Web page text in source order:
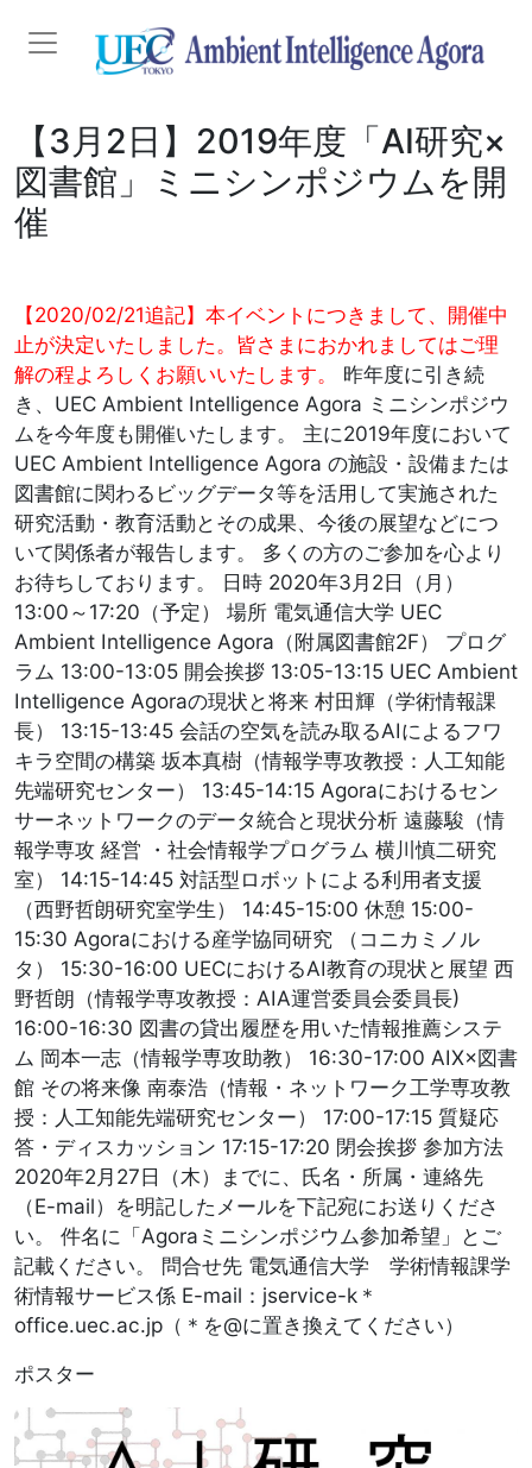
【3月2日】2019年度「AI研究×
図書館」ミニシンポジウムを開
催
【2020/02/21追記】本イベントにつきまして、開催中
止が決定いたしました。皆さまにおかれましてはご理
解の程よろしくお願いいたします。
昨年度に引き続
き、UEC Ambient Intelligence Agora ミニシンポジウ
ムを今年度も開催いたします。 主に2019年度において
UEC Ambient Intelligence Agora の施設・設備または
図書館に関わるビッグデータ等を活用して実施された
研究活動・教育活動とその成果、今後の展望などにつ
いて関係者が報告します。 多くの方のご参加を心より
お待ちしております。 日時 2020年3月2日（月）
13:00～17:20（予定） 場所 電気通信大学 UEC
Ambient Intelligence Agora（附属図書館2F） プログ
ラム 13:00-13:05 開会挨拶 13:05-13:15 UEC Ambient
Intelligence Agoraの現状と将来 村田輝（学術情報課
長） 13:15-13:45 会話の空気を読み取るAIによるフワ
キラ空間の構築 坂本真樹（情報学専攻教授：人工知能
先端研究センター） 13:45-14:15 Agoraにおけるセン
サーネットワークのデータ統合と現状分析 遠藤駿（情
報学専攻 経営 ・社会情報学プログラム 横川慎二研究
室） 14:15-14:45 対話型ロボットによる利用者支援
（西野哲朗研究室学生） 14:45-15:00 休憩 15:00-
15:30 Agoraにおける産学協同研究 （コニカミノル
タ） 15:30-16:00 UECにおけるAI教育の現状と展望 西
野哲朗（情報学専攻教授：AIA運営委員会委員長)
16:00-16:30 図書の貸出履歴を用いた情報推薦システ
ム 岡本一志（情報学専攻助教） 16:30-17:00 AIX×図書
館 その将来像 南泰浩（情報・ネットワーク工学専攻教
授：人工知能先端研究センター） 17:00-17:15 質疑応
答・ディスカッション 17:15-17:20 閉会挨拶 参加方法
2020年2月27日（木）までに、氏名・所属・連絡先
（E-mail）を明記したメールを下記宛にお送りくださ
い。 件名に「Agoraミニシンポジウム参加希望」とご
記載ください。 問合せ先 電気通信大学 学術情報課学
術情報サービス係 E-mail：jservice-k＊
office.uec.ac.jp（＊を@に置き換えてください）
ポスター
Image